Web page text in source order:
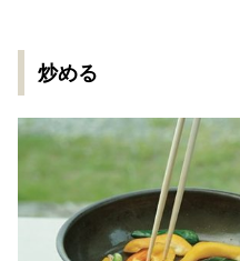
炒める